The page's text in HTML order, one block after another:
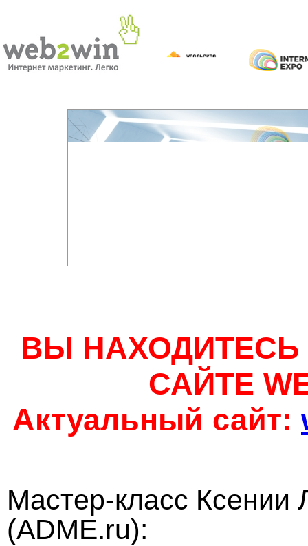
ВЫ
САЙТЕ
Актуальный сайт:
Мастер-класс Ксении
(ADME.ru):